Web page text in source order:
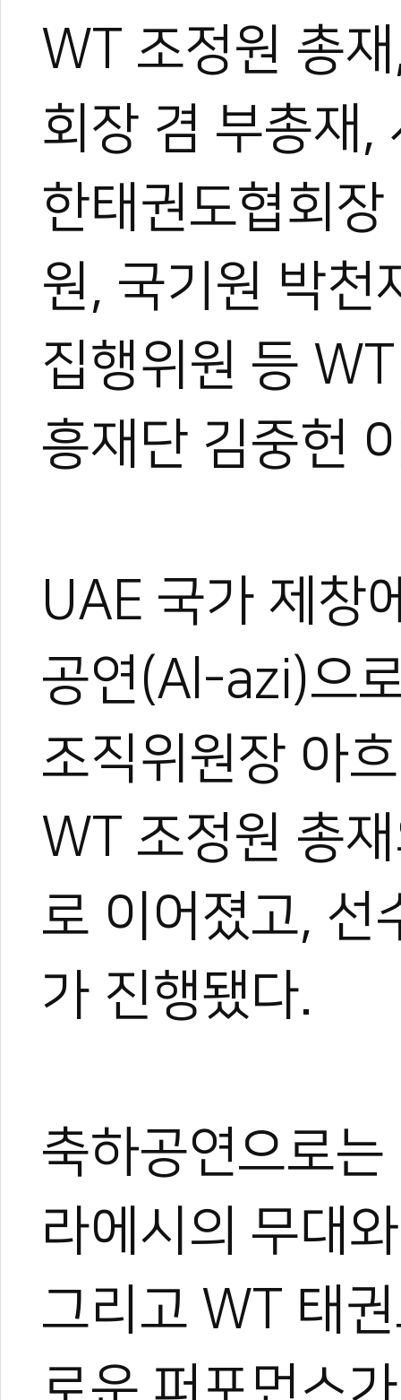
WT 조정원 총
회장 겸 부총재,
한태권도협회
원, 국기원 박천
집행위원 등
흥재단 김중헌
UAE 국가 제창
공연(Al-azi)으
조직위원장 아
WT 조정원 총
로 이어졌고, 선
가 진행됐다.
축하공연으로
라에시의 무대
그리고 WT 태